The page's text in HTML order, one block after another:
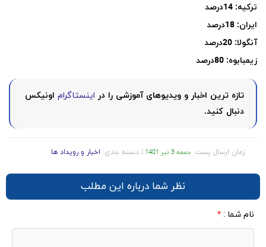
ترکیه: 14درصد
ایران: 18درصد
آنگولا: 20درصد
زیمبابوه: 80درصد
تازه ترین اخبار و ویدیوهای آموزشی را در اینستاگرام اونیکس
دنبال کنید.
زمان ارسال پست: جمعه 3 تیر 1401 | دسته بندی: اخبار و رویداد ها
نظر شما درباره این مطلب
نام شما : *